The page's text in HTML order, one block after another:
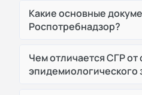
Какие основные
Роспотребнадзор?
Чем отличается СГР от
эпидемиологического